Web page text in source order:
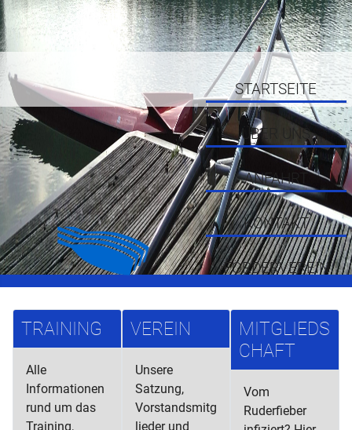
STARTSEITE
ÜBER UNS
ANFAHRT
KONTAKT
FÖRDERVEREIN
TRAINING
Alle
Informationen
rund um das
Training,
VEREIN
Unsere
Satzung,
Vorstandsmitg
lieder und
MITGLIEDS
CHAFT
Vom
Ruderfieber